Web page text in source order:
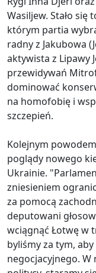
Wasiljew. Stało się
którym partia
radny z Jakubowa
aktywista z Lipawy
przewidywań
dominować
na homofobię i
szczepień.
Kolejnym
poglądy nowego
Ukrainie.
zniesieniem
za pomocą
deputowani
wciągnąć Łotwę w
byliśmy za tym,
negocjacyjnego. W